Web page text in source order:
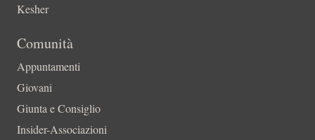
Kesher
Comunità
Appuntamenti
Giovani
Giunta e Consiglio
Insider-Associazioni